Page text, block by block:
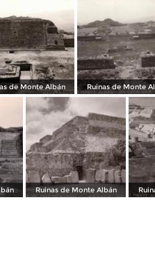
de Monte Albán Ruinas de Monte
Ruinas de Monte Albán